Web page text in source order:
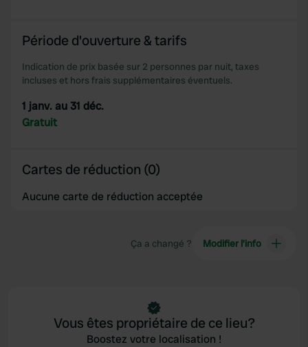
Période d'ouverture & tarifs
Indication de prix basée sur 2 personnes par nuit, taxes
incluses et hors frais supplémentaires éventuels.
1 janv. au 31 déc.
Gratuit
Cartes de réduction (0)
Aucune carte de réduction acceptée
Ça a changé ? Modifier l’info
Vous êtes propriétaire de ce lieu?
Boostez votre localisation !